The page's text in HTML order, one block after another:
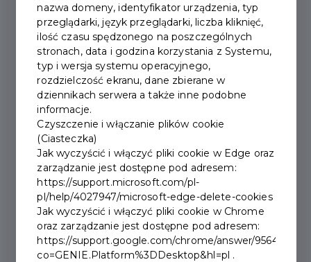
25. MIĘDZYNARODOWY
FESTIWAL MUZYKI
ORGANOWEJ I
KAMERALNEJ IM.
WACŁAWA GEIGERA
nazwa domeny, identyfikator urządzenia, typ
przeglądarki, język przeglądarki, liczba kliknięć,
ilość czasu spędzonego na poszczególnych
stronach, data i godzina korzystania z Systemu,
typ i wersja systemu operacyjnego,
rozdzielczość ekranu, dane zbierane w
dziennikach serwera a także inne podobne
informacje.
Czyszczenie i włączanie plików cookie
(Ciasteczka)
Jak wyczyścić i włączyć pliki cookie w Edge oraz
zarządzanie jest dostępne pod adresem:
https://support.microsoft.com/pl-
pl/help/4027947/microsoft-edge-delete-cookies
Jak wyczyścić i włączyć pliki cookie w Chrome
oraz zarządzanie jest dostępne pod adresem:
https://support.google.com/chrome/answer/95647?
co=GENIE.Platform%3DDesktop&hl=pl .